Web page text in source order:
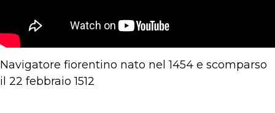
Navigatore fiorentino nato nel 1454 e scomparso
il 22 febbraio 1512